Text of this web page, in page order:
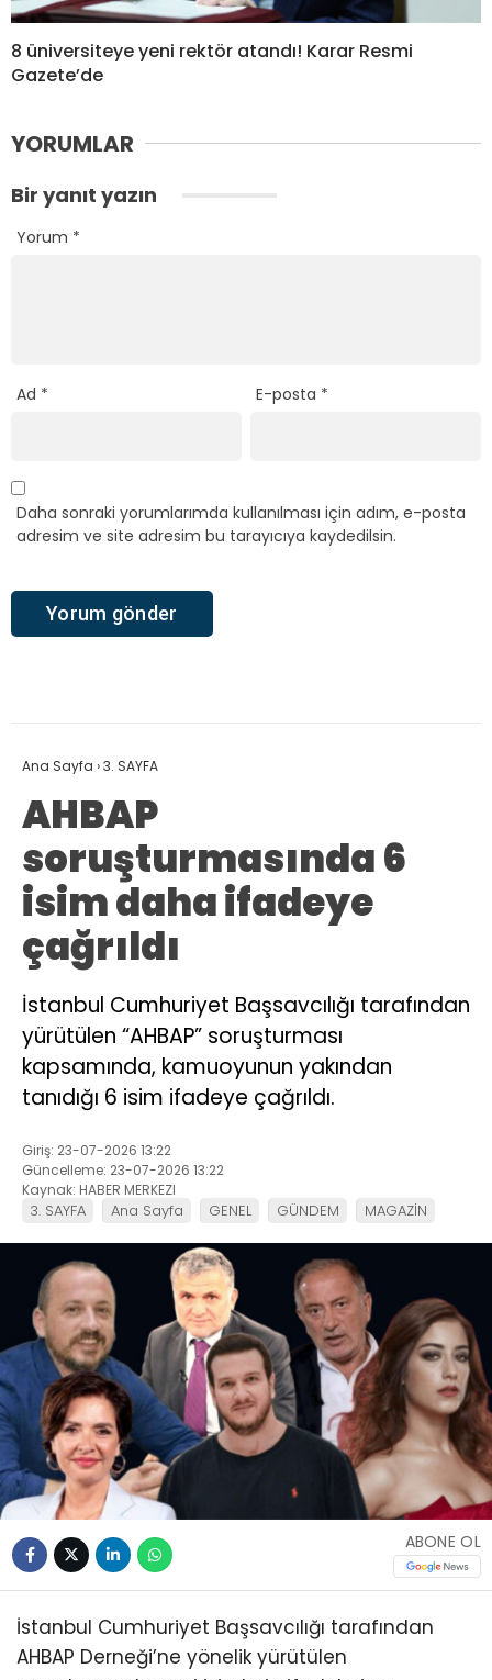
8 üniversiteye yeni rektör atandı! Karar Resmi
Gazete’de
YORUMLAR
Bir yanıt yazın
Yorum *
Ad * E-posta *
Daha sonraki yorumlarımda kullanılması için adım, e-posta
adresim ve site adresim bu tarayıcıya kaydedilsin.
Ana Sayfa ›3. SAYFA
AHBAP
soruşturmasında 6
isim daha ifadeye
çağrıldı
İstanbul Cumhuriyet Başsavcılığı tarafından
yürütülen “AHBAP” soruşturması
kapsamında, kamuoyunun yakından
tanıdığı 6 isim ifadeye çağrıldı.
Giriş: 23-07-2026 13:22
Güncelleme: 23-07-2026 13:22
Kaynak: HABER MERKEZI
3. SAYFA Ana Sayfa GENEL GÜNDEM MAGAZİN
ABONE OL
İstanbul Cumhuriyet Başsavcılığı tarafından
AHBAP Derneği’ne yönelik yürütülen